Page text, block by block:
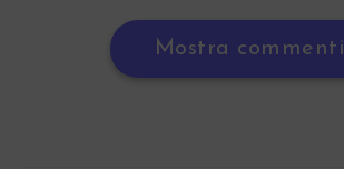
Mostra commenti